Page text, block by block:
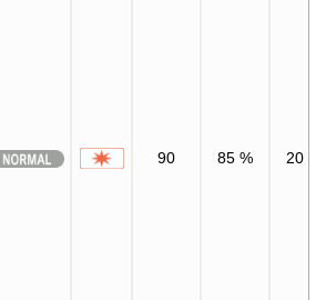
90 85 % 20